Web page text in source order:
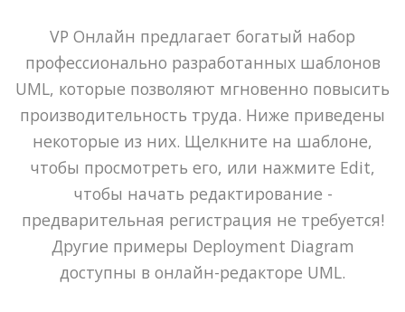
VP Онлайн предлагает богатый набор
профессионально разработанных шаблонов
UML, которые позволяют мгновенно повысить
производительность труда. Ниже приведены
некоторые из них. Щелкните на шаблоне,
чтобы просмотреть его, или нажмите Edit,
чтобы начать редактирование -
предварительная регистрация не требуется!
Другие примеры Deployment Diagram
доступны в онлайн-редакторе UML.